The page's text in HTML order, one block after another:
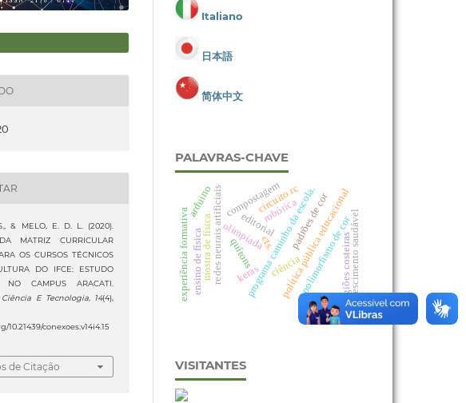
& MELO, E. D. L. (2020).
MATRIZ CURRICULAR
OS CURSOS TÉCNICOS
DO IFCE: ESTUDO
CAMPUS ARACATI.
Ciência E Tecnologia, 14(4),
10.21439/conexoes.v14i4.15
de Citação
Italiano
日本語
简体中文
PALAVRAS-CHAVE
editorial
olimpíada política pública educacional
programa caminho da escola.
padrões de cor
polimorfismo de cor
quítons regiões costeiras
robótica
redes neurais artificiais keras crescimento saudável
mostra de física. cts.
compostagem
ensino de física
experiência formativa ciência
arduino circuito rc
VISITANTES